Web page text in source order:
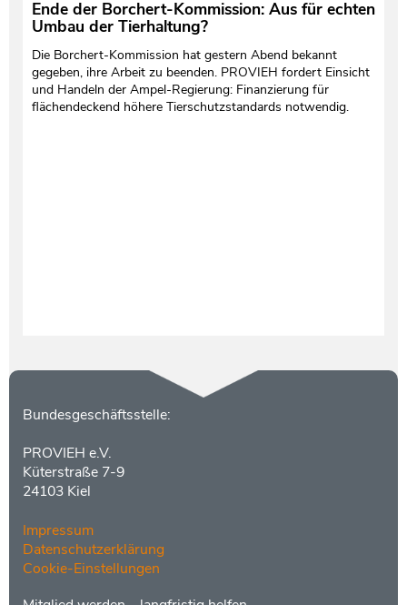
Ende der Borchert-Kommission: Aus für echten
Umbau der Tierhaltung?
Die Borchert-Kommission hat gestern Abend bekannt
gegeben, ihre Arbeit zu beenden. PROVIEH fordert Einsicht
und Handeln der Ampel-Regierung: Finanzierung für
flächendeckend höhere Tierschutzstandards notwendig.
Kontakt
Bundesgeschäftsstelle:
PROVIEH e.V.
Küterstraße 7-9
24103 Kiel
Impressum
Datenschutzerklärung
Cookie-Einstellungen